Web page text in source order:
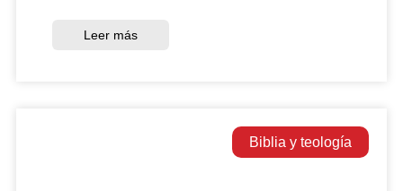
Leer más
Biblia y teología